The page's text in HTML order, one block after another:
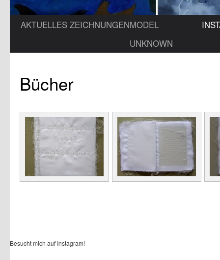
AKTUELLES ZEICHNUNGENMODEL
UNKNOWN
Bücher
Besucht mich auf Instagram!